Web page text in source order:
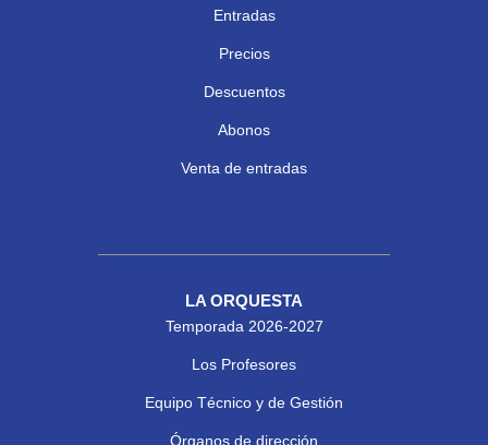
Entradas
Precios
Descuentos
Abonos
Venta de entradas
LA ORQUESTA
Temporada 2026-2027
Los Profesores
Equipo Técnico y de Gestión
Órganos de dirección